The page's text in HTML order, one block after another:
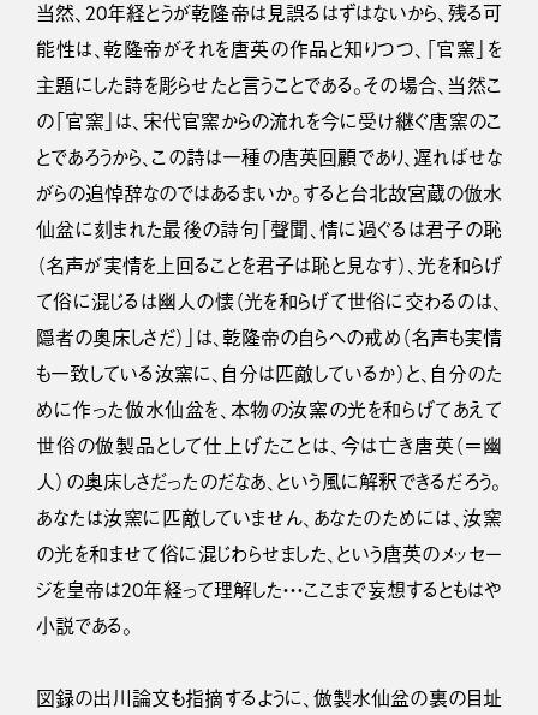
当然、20年経とうが乾隆帝は見誤るはずはないから、残る可
能性は、乾隆帝がそれを唐英の作品と知りつつ、「官窯」を
主題にした詩を彫らせたと言うことである。その場合、当然こ
の「官窯」は、宋代官窯からの流れを今に受け継ぐ唐窯のこ
とであろうから、この詩は一種の唐英回顧であり、遅ればせな
がらの追悼辞なのではあるまいか。すると台北故宮蔵の倣水
仙盆に刻まれた最後の詩句「聲聞、情に過ぐるは君子の恥
（名声が実情を上回ることを君子は恥と見なす）、光を和らげ
て俗に混じるは幽人の懐（光を和らげて世俗に交わるのは、
隠者の奥床しさだ）」は、乾隆帝の自らへの戒め（名声も実情
も一致している汝窯に、自分は匹敵しているか）と、自分のた
めに作った倣水仙盆を、本物の汝窯の光を和らげてあえて
世俗の倣製品として仕上げたことは、今は亡き唐英（＝幽
人）の奥床しさだったのだなあ、という風に解釈できるだろう。
あなたは汝窯に匹敵していません、あなたのためには、汝窯
の光を和ませて俗に混じわらせました、という唐英のメッセー
ジを皇帝は20年経って理解した・・・ここまで妄想するともはや
小説である。
図録の出川論文も指摘するように、倣製水仙盆の裏の目址